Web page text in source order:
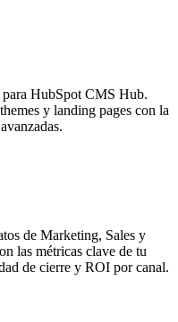
HubSpot CMS Hub.
y landing pages con la
de Marketing, Sales y
las métricas clave de tu
de cierre y ROI por canal.